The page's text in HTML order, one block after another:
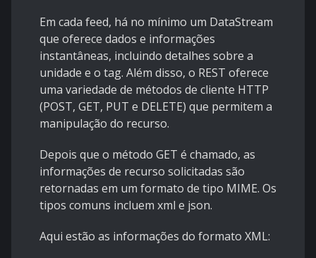
Em cada feed, há no mínimo um DataStream
que oferece dados e informações
instantâneas, incluindo detalhes sobre a
unidade e o tag. Além disso, o REST oferece
uma variedade de métodos de cliente HTTP
(POST, GET, PUT e DELETE) que permitem a
manipulação do recurso.
Depois que o método GET é chamado, as
informações de recurso solicitadas são
retornadas em um formato de tipo MIME. Os
tipos comuns incluem xml e json.
Aqui estão as informações do formato XML: